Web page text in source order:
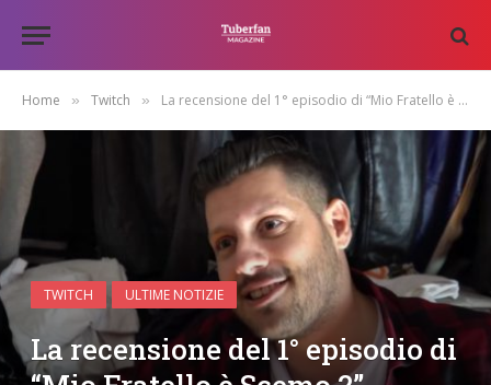
Home » Twitch » La recensione del 1° episodio di “Mio Fratello è Scemo 2”
TWITCH ULTIME NOTIZIE
La recensione del 1° episodio di